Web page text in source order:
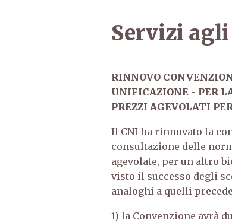
Servizi
RINNOVO
UNIFICAZIONE - PER
PREZZI AGEVOLATI
Il CNI ha rinnovato la
consultazione delle
agevolate, per un altro
visto il successo degli
analoghi a quelli
1) la Convenzione avrà